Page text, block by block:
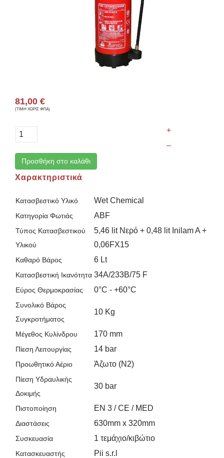
(ΤΙΜΗ ΧΩΡΙΣ ΦΠΑ)
81,00 €
+
–
Προσθήκη στο καλάθι
Χαρακτηριστικά
Κατασβεστικό Υλικό Wet Chemical
Κατηγορία Φωτιάς ABF
Τύπος Κατασβεστικού
Υλικού
5,46 lit Νερό + 0,48 lit Inilam A +
0,06FX15
Καθαρό Βάρος 6 Lt
Κατασβεστική Ικανότητα 34A/233B/75 F
Εύρος Θερμοκρασίας 0°C - +60°C
Συνολικό Βάρος
Συγκροτήματος
10 Kg
Μέγεθος Κυλίνδρου 170 mm
Πίεση Λειτουργίας 14 bar
Προωθητικό Αέριο Άζωτο (Ν2)
Πίεση Υδραυλικής
Δοκιμής
30 bar
Πιστοποίηση EN 3 / CE / MED
Διαστάσεις 630mm x 320mm
Συσκευασία 1 τεμάχιο/κιβώτιο
Κατασκευαστής Pii s.r.l